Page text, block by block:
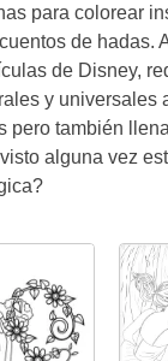
para colorear
de hadas.
de Disney,
y universales
pero también
alguna vez